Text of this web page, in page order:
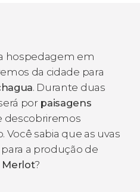
hospedagem em
da cidade para
. Durante duas
por paisagens
descobriremos
Você sabia que as uvas
para a produção de
Merlot?